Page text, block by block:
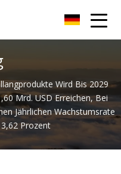
Wird Bis 2029
Mrd. USD Erreichen, Bei
Jährlichen Wachstumsrate
Prozent